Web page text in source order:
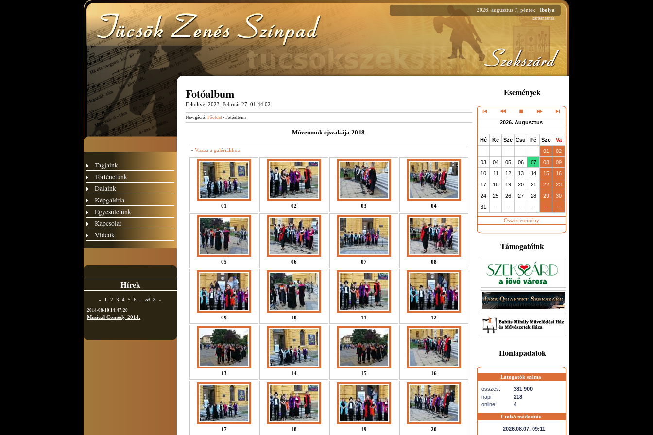
2026. augusztus 7, péntek Ibolya
karbantartás
Tagjaink
Történetünk
Dalaink
Képgaléria
Egyesületünk
Kapcsolat
Videók
Hírek
« 1 2 3 4 5 6 ... of 8 »
2014-08-10 14:47:20
Musical Comedy 2014.
Fotóalbum
Feltöltve: 2023. Február 27. 01:44:02
Navigáció: Főoldal - Fotóalbum
Múzeumok éjszakája 2018.
« Vissza a galériákhoz
01 02 03 04
05 06 07 08
09 10 11 12
13 14 15 16
17 18 19 20
Események
2026. Augusztus
Hé Ke Sze Csü Pé Szo
Va
--
-- -- -- -- 01
02
03
04 05 06 07 08
09
10
11 12 13 14 15
16
17
18 19 20 21 22
23
24
25 26 27 28 29
30
31
-- -- -- -- -- --
Összes esemény
Támogatóink
Honlapadatok
Látogatók száma
összes:
381 900
napi:
218
online:
4
Utolsó módosítás
2026.08.07. 09:11